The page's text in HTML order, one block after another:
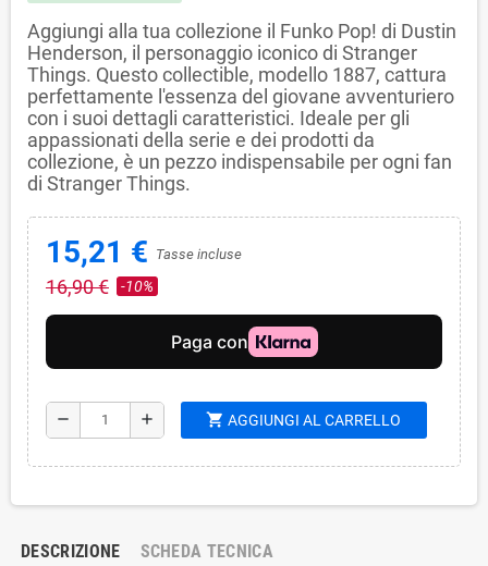
Aggiungi alla tua collezione il Funko Pop! di Dustin
Henderson, il personaggio iconico di Stranger
Things. Questo collectible, modello 1887, cattura
perfettamente l'essenza del giovane avventuriero
con i suoi dettagli caratteristici. Ideale per gli
appassionati della serie e dei prodotti da
collezione, è un pezzo indispensabile per ogni fan
di Stranger Things.
15,21 € Tasse incluse
16,90 € -10%
remove add shopping_cart AGGIUNGI AL CARRELLO
DESCRIZIONE SCHEDA TECNICA